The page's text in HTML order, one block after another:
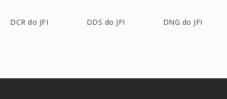
DCR do JFI DDS do JFI DNG do JFI